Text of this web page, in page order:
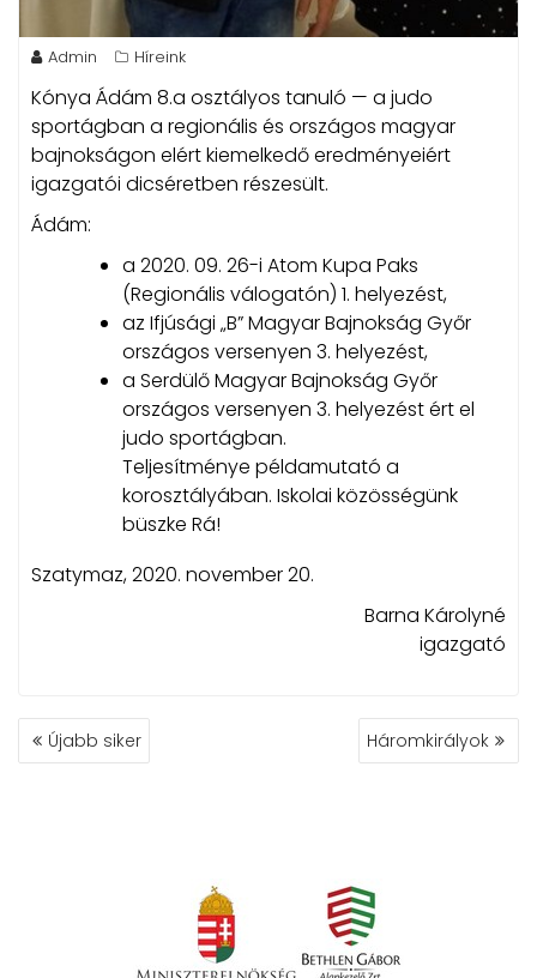
Admin Híreink
Kónya Ádám 8.a osztályos tanuló — a judo
sportágban a regionális és országos magyar
bajnokságon elért kiemelkedő eredményeiért
igazgatói dicséretben részesült.
Ádám:
a 2020. 09. 26-i Atom Kupa Paks
(Regionális válogatón) 1. helyezést,
az Ifjúsági „B” Magyar Bajnokság Győr
országos versenyen 3. helyezést,
a Serdülő Magyar Bajnokság Győr
országos versenyen 3. helyezést ért el
judo sportágban.
Teljesítménye példamutató a
korosztályában. Iskolai közösségünk
büszke Rá!
Szatymaz, 2020. november 20.
Barna Károlyné
igazgató
BEJEGYZÉS
NAVIGÁCIÓ
Újabb siker Háromkirályok